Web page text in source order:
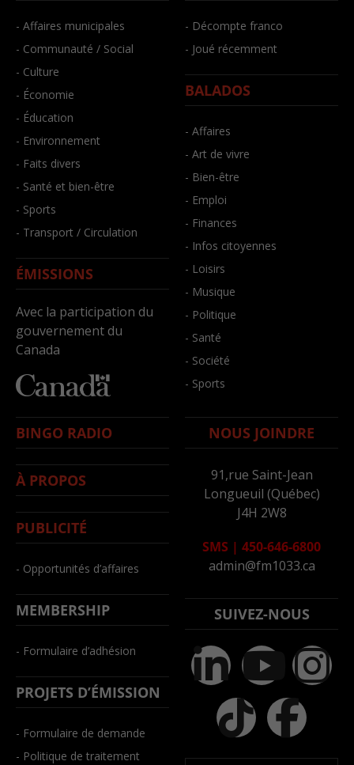
- Affaires municipales
- Communauté / Social
- Culture
- Économie
- Éducation
- Environnement
- Faits divers
- Santé et bien-être
- Sports
- Transport / Circulation
ÉMISSIONS
Avec la participation du
gouvernement du
Canada
- Décompte franco
- Joué récemment
BALADOS
- Affaires
- Art de vivre
- Bien-être
- Emploi
- Finances
- Infos citoyennes
- Loisirs
- Musique
- Politique
- Santé
- Société
- Sports
BINGO RADIO
À PROPOS
PUBLICITÉ
- Opportunités d’affaires
MEMBERSHIP
- Formulaire d’adhésion
PROJETS D’ÉMISSION
- Formulaire de demande
- Politique de traitement
NOUS JOINDRE
91,rue Saint-Jean
Longueuil (Québec)
J4H 2W8
SMS | 450-646-6800
admin@fm1033.ca
SUIVEZ-NOUS